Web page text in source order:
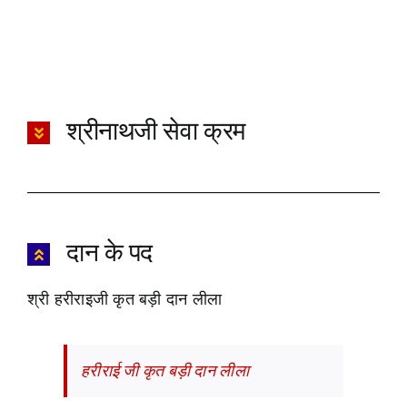
श्रीनाथजी सेवा क्रम
दान के पद
श्री हरीराइजी कृत बड़ी दान लीला
हरीराई जी कृत बड़ी दान लीला